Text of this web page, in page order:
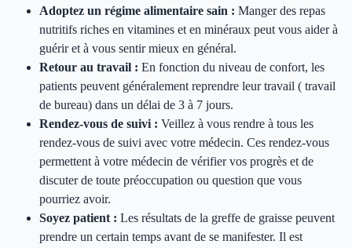
Adoptez un régime alimentaire sain : Manger des repas
nutritifs riches en vitamines et en minéraux peut vous aider à
guérir et à vous sentir mieux en général.
Retour au travail : En fonction du niveau de confort, les
patients peuvent généralement reprendre leur travail ( travail
de bureau) dans un délai de 3 à 7 jours.
Rendez-vous de suivi : Veillez à vous rendre à tous les
rendez-vous de suivi avec votre médecin. Ces rendez-vous
permettent à votre médecin de vérifier vos progrès et de
discuter de toute préoccupation ou question que vous
pourriez avoir.
Soyez patient : Les résultats de la greffe de graisse peuvent
prendre un certain temps avant de se manifester. Il est